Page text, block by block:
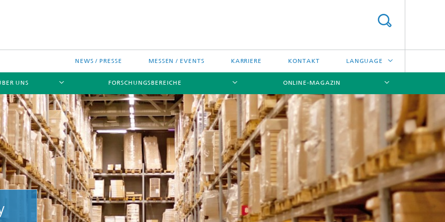
NEWS / PRESSE MESSEN / EVENTS KARRIERE KONTAKT LANGUAGE
日本語
한국어
UNS FORSCHUNGSBEREICHE
Chip-Design-Center
ONLINE-MAGAZIN